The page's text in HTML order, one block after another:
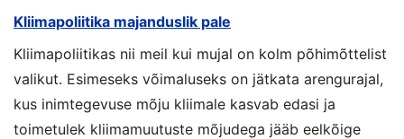
Kliimapoliitika majanduslik pale
Kliimapoliitikas nii meil kui mujal on kolm põhimõttelist
valikut. Esimeseks võimaluseks on jätkata arengurajal,
kus inimtegevuse mõju kliimale kasvab edasi ja
toimetulek kliimamuutuste mõjudega jääb eelkõige